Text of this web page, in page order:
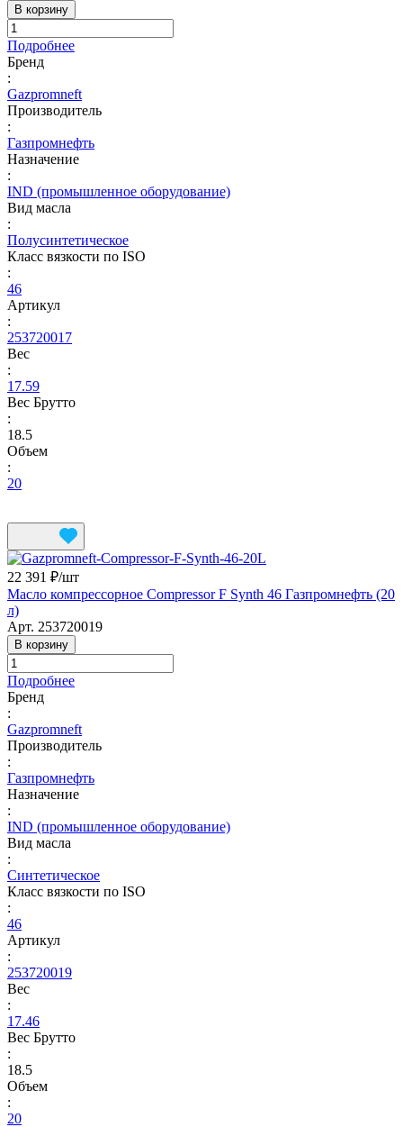
В корзину
Подробнее
Бренд
:
Gazpromneft
Производитель
:
Газпромнефть
Назначение
:
IND (промышленное оборудование)
Вид масла
:
Полусинтетическое
Класс вязкости по ISO
:
46
Артикул
:
253720017
Вес
:
17.59
Вес Брутто
:
18.5
Объем
:
20
22 391 ₽/шт
Масло компрессорное Compressor F Synth 46 Газпромнефть (20
л)
Арт. 253720019
В корзину
Подробнее
Бренд
:
Gazpromneft
Производитель
:
Газпромнефть
Назначение
:
IND (промышленное оборудование)
Вид масла
:
Синтетическое
Класс вязкости по ISO
:
46
Артикул
:
253720019
Вес
:
17.46
Вес Брутто
:
18.5
Объем
:
20